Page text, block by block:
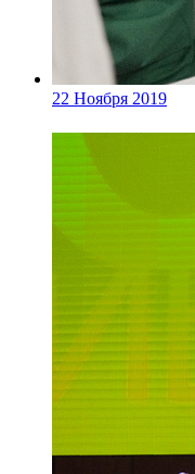
22 Ноября 2019